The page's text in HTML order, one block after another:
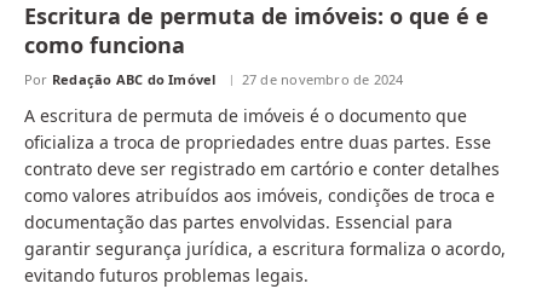
Escritura de permuta de imóveis: o que é e
como funciona
Por Redação ABC do Imóvel 27 de novembro de 2024
A escritura de permuta de imóveis é o documento que
oficializa a troca de propriedades entre duas partes. Esse
contrato deve ser registrado em cartório e conter detalhes
como valores atribuídos aos imóveis, condições de troca e
documentação das partes envolvidas. Essencial para
garantir segurança jurídica, a escritura formaliza o acordo,
evitando futuros problemas legais.